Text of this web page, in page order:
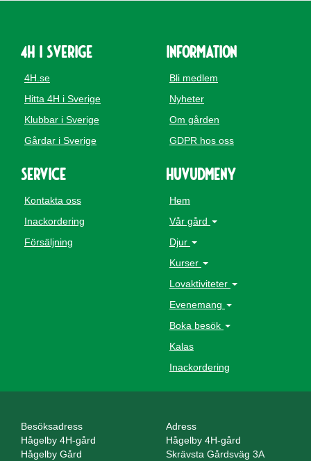
4H i Sverige
4H.se
Hitta 4H i Sverige
Klubbar i Sverige
Gårdar i Sverige
Information
Bli medlem
Nyheter
Om gården
GDPR hos oss
Service
Kontakta oss
Inackordering
Försäljning
Huvudmeny
Hem
Vår gård
Djur
Kurser
Lovaktiviteter
Evenemang
Boka besök
Kalas
Inackordering
Besöksadress
Hågelby 4H-gård
Hågelby Gård
Adress
Hågelby 4H-gård
Skrävsta Gårdsväg 3A